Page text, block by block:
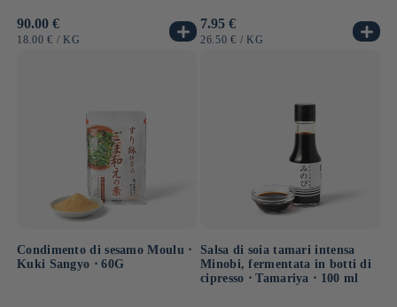
Prezzo
di
90.00 €
PREZZO
18.00 € / PER
KG
Prezzo
di
7.95 €
PREZZO
26.50 € / PER
KG
Condimento di sesamo Moulu ⋅
Kuki Sangyo ⋅ 60G
Salsa di soia tamari intensa
Minobi, fermentata in botti di
cipresso ⋅ Tamariya ⋅ 100 ml